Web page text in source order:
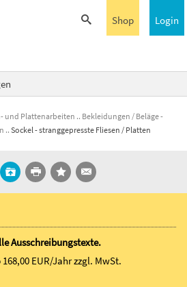
Login
Shop
und Plattenarbeiten
Bekleidungen / Beläge -
Sockel - stranggepresste Fliesen / Platten
Ausschreibungstexte.
168,00 EUR/Jahrzzgl. MwSt.